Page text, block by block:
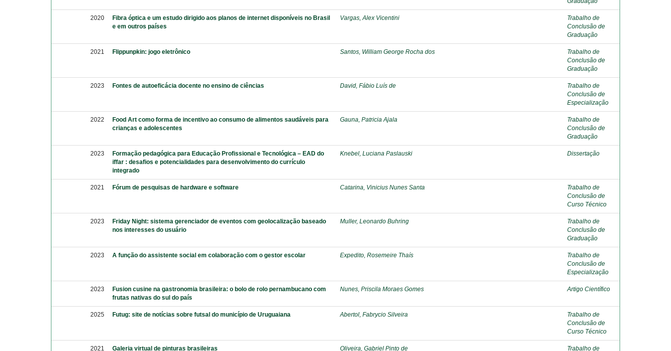
2020
Fibra óptica e um estudo dirigido aos planos de internet disponíveis no Brasil
e em outros países
Vargas, Alex Vicentini
Trabalho de
Conclusão de
Graduação
2021 Flippunpkin: jogo eletrônico Santos, William George Rocha dos
Trabalho de
Conclusão de
Graduação
2023 Fontes de autoeficácia docente no ensino de ciências David, Fábio Luís de
Trabalho de
Conclusão de
Especialização
2022
Food Art como forma de incentivo ao consumo de alimentos saudáveis para
crianças e adolescentes
Gauna, Patricia Ajala
Trabalho de
Conclusão de
Graduação
2023
Formação pedagógica para Educação Profissional e Tecnológica – EAD do
iffar : desafios e potencialidades para desenvolvimento do currículo
integrado
Knebel, Luciana Paslauski Dissertação
2021 Fórum de pesquisas de hardware e software Catarina, Vinicius Nunes Santa
Trabalho de
Conclusão de
Curso Técnico
2023
Friday Night: sistema gerenciador de eventos com geolocalização baseado
nos interesses do usuário
Muller, Leonardo Buhring
Trabalho de
Conclusão de
Graduação
2023 A função do assistente social em colaboração com o gestor escolar Expedito, Rosemeire Thaís
Trabalho de
Conclusão de
Especialização
2023
Fusion cusine na gastronomia brasileira: o bolo de rolo pernambucano com
frutas nativas do sul do país
Nunes, Priscila Moraes Gomes Artigo Científico
2025 Futug: site de notícias sobre futsal do município de Uruguaiana Abertol, Fabrycio Silveira
Trabalho de
Conclusão de
Curso Técnico
2021 Galeria virtual de pinturas brasileiras Oliveira, Gabriel Pinto de Trabalho de